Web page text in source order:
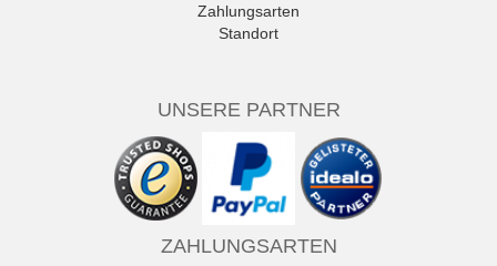
Zahlungsarten
Standort
UNSERE PARTNER
ZAHLUNGSARTEN